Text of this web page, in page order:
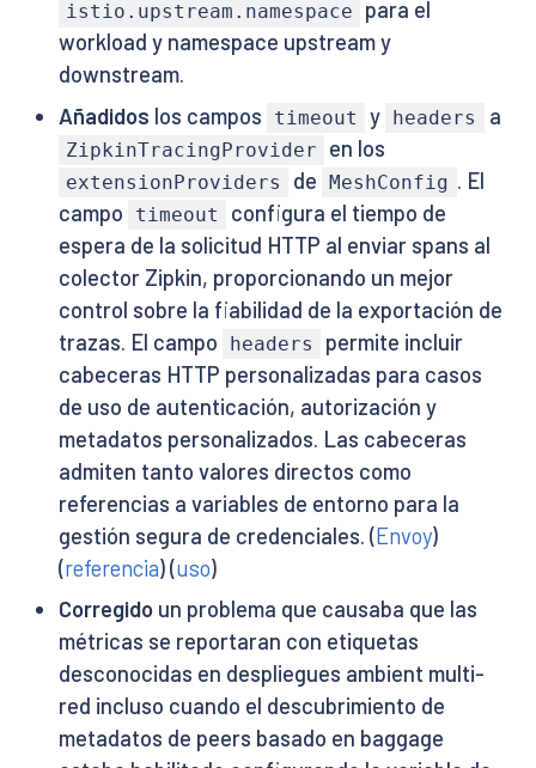
istio.upstream.namespace
para el
workload y namespace upstream y
downstream.
Añadidos los campos timeout y headers a
ZipkinTracingProvider en los
extensionProviders de MeshConfig . El
campo
timeout
configura el tiempo de
espera de la solicitud HTTP al enviar spans al
colector Zipkin, proporcionando un mejor
control sobre la fiabilidad de la exportación de
trazas. El campo
headers
permite incluir
cabeceras HTTP personalizadas para casos
de uso de autenticación, autorización y
metadatos personalizados. Las cabeceras
admiten tanto valores directos como
referencias a variables de entorno para la
gestión segura de credenciales. (Envoy)
(referencia) (uso)
Corregidoun problema que causaba que las
métricas se reportaran con etiquetas
desconocidas en despliegues ambient multi-
red incluso cuando el descubrimiento de
metadatos de peers basado en baggage